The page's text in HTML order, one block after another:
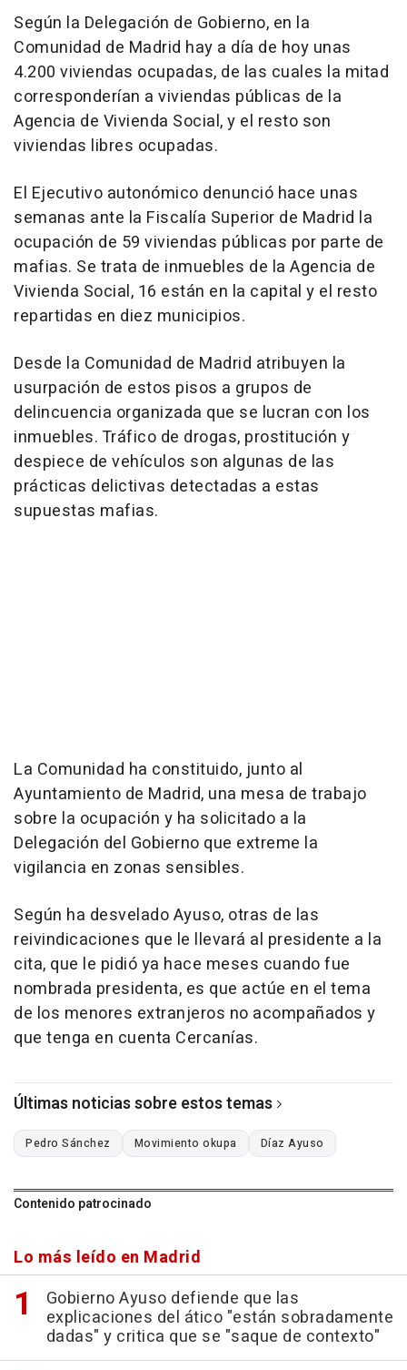
Según la Delegación de Gobierno, en la
Comunidad de Madrid hay a día de hoy unas
4.200 viviendas ocupadas, de las cuales la mitad
corresponderían a viviendas públicas de la
Agencia de Vivienda Social, y el resto son
viviendas libres ocupadas.
El Ejecutivo autonómico denunció hace unas
semanas ante la Fiscalía Superior de Madrid la
ocupación de 59 viviendas públicas por parte de
mafias. Se trata de inmuebles de la Agencia de
Vivienda Social, 16 están en la capital y el resto
repartidas en diez municipios.
Desde la Comunidad de Madrid atribuyen la
usurpación de estos pisos a grupos de
delincuencia organizada que se lucran con los
inmuebles. Tráfico de drogas, prostitución y
despiece de vehículos son algunas de las
prácticas delictivas detectadas a estas
supuestas mafias.
La Comunidad ha constituido, junto al
Ayuntamiento de Madrid, una mesa de trabajo
sobre la ocupación y ha solicitado a la
Delegación del Gobierno que extreme la
vigilancia en zonas sensibles.
Según ha desvelado Ayuso, otras de las
reivindicaciones que le llevará al presidente a la
cita, que le pidió ya hace meses cuando fue
nombrada presidenta, es que actúe en el tema
de los menores extranjeros no acompañados y
que tenga en cuenta Cercanías.
Últimas noticias sobre estos temas
Pedro Sánchez Movimiento okupa Díaz Ayuso
Contenido patrocinado
Lo más leído en Madrid
Gobierno Ayuso defiende que las
explicaciones del ático "están sobradamente
dadas" y critica que se "saque de contexto"